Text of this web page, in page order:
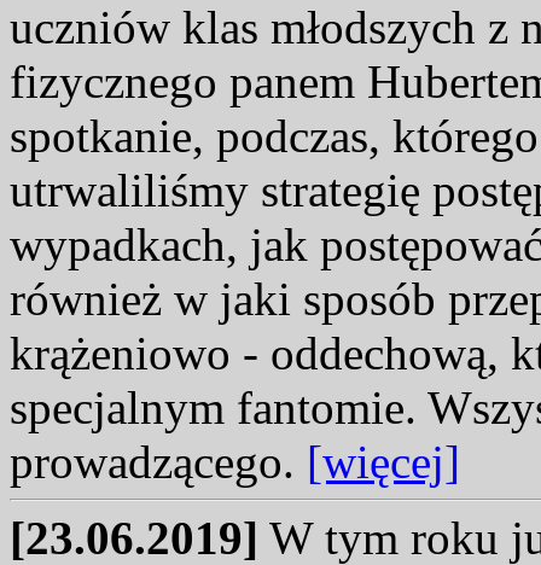
uczniów klas młodszych z
fizycznego panem
spotkanie, podczas,
utrwaliliśmy strategię
wypadkach, jak
również w jaki sposób
krążeniowo - oddechową,
specjalnym fantomie.
prowadzącego. [więcej]
[23.06.2019] W tym roku